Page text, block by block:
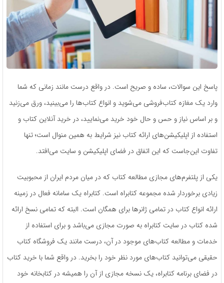
پاسخ این سوالات، ساده و صریح است. در واقع درست مانند زمانی که شما
وارد یک مغازه کتاب‌فروشی می‌شوید و انواع کتاب‌ها را می‌بینید، ورق می‌زنید
و بر اساس نیاز و حس و حال خود خرید می‌نمایید، در خرید آنلاین کتاب و
استفاده از اپلیکیشن‌های ارائه کتاب نیز شرایط به همین منوال است؛ تنها
تفاوت این‌جاست که این اتفاق در فضای اپلیکیشن و سایت می‌افتد.
یکی از پلتفرم‌های مجازی مطالعه کتاب که در میان مردم ایران از محبوبیت
زیادی برخوردار شده مجموعه کتابراه است. کتابراه یک سامانه فعال در زمینه
ارائه انواع کتاب در تمامی ژانرها برای همگان است. البته که تمامی نسخ ارائه
شده کتاب در سایت کتابراه به صورت مجازی می‌باشد و برای استفاده از
خدمات و مطالعه کتاب‌های موجود در آن، درست مانند یک فروشگاه کتاب
حقیقی می‌توانید کتاب‌های مورد نظر خود را بخرید. در واقع شما با خرید کتاب
در فضای برنامه کتابراه، یک نسخه مجازی از آن را همیشه در کتابخانه خود